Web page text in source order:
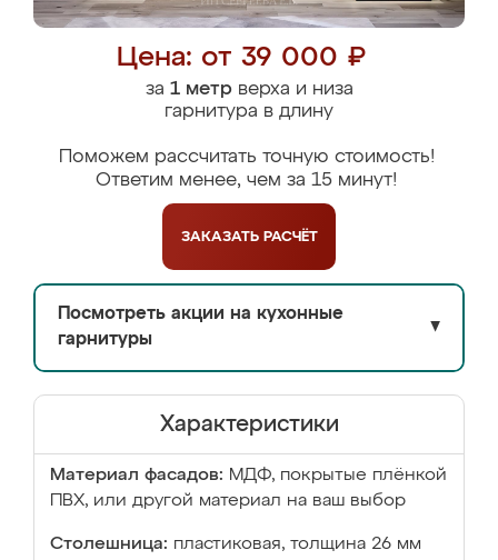
Цена: от 39 000 ₽
за 1 метрверха и низа
гарнитура в длину
Поможем рассчитать точную стоимость!
Ответим менее, чем за 15 минут!
ЗАКАЗАТЬ РАСЧЁТ
Посмотреть акции на кухонные
гарнитуры
▼
Характеристики
Материал фасадов: МДФ, покрытые плёнкой
ПВХ, или другой материал на ваш выбор
Столешница: пластиковая, толщина 26 мм